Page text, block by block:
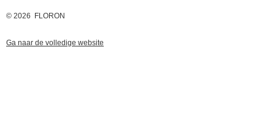
© 2026 FLORON
Ga naar de volledige website